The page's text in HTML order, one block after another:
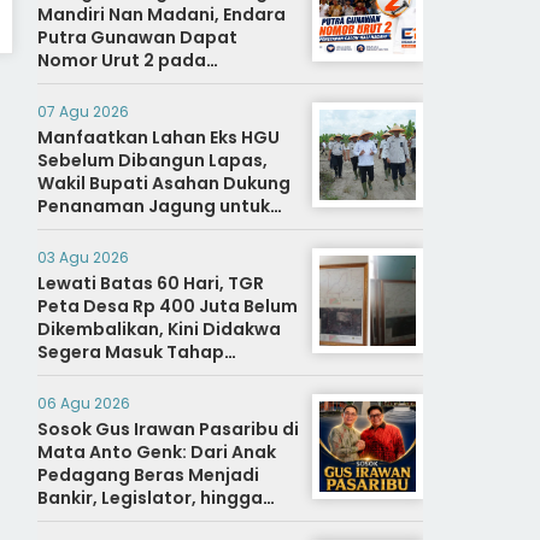
Mandiri Nan Madani, Endara
Putra Gunawan Dapat
Nomor Urut 2 pada
Penetapan Calon Wali
Nagari.
07 Agu 2026
Manfaatkan Lahan Eks HGU
Sebelum Dibangun Lapas,
Wakil Bupati Asahan Dukung
Penanaman Jagung untuk
Ketahanan Pangan dan Bekal
Hidup Warga Binaan
03 Agu 2026
Lewati Batas 60 Hari, TGR
Peta Desa Rp 400 Juta Belum
Dikembalikan, Kini Didakwa
Segera Masuk Tahap
Penyidikan
06 Agu 2026
Sosok Gus Irawan Pasaribu di
Mata Anto Genk: Dari Anak
Pedagang Beras Menjadi
Bankir, Legislator, hingga
Bupati Tapanuli Selatan